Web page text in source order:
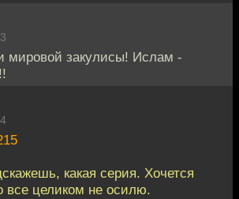
мировой закулисы! Ислам -
какая серия. Хочется
все целиком не осилю.